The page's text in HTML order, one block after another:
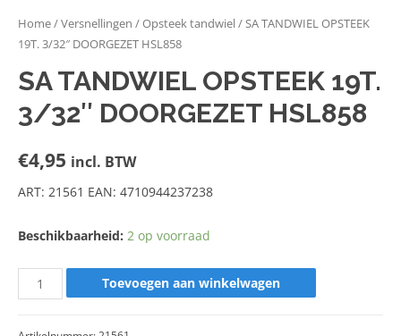
Home/Versnellingen /Opsteek tandwiel/ SA TANDWIEL OPSTEEK
19T. 3/32″ DOORGEZET HSL858
SA TANDWIEL OPSTEEK 19T.
3/32″ DOORGEZET HSL858
€4,95 incl. BTW
ART: 21561 EAN: 4710944237238
Beschikbaarheid: 2 op voorraad
Toevoegen aan winkelwagen